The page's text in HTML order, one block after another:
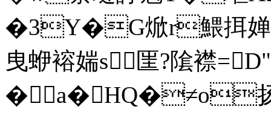
�3Y�G焮r鰃挕婵I
曳蛜 褣媏s匩?隂襟=D"
�a�HQ�≠o扬